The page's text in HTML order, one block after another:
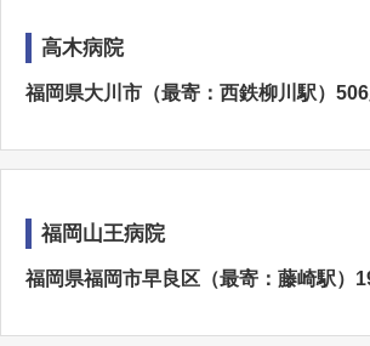
高木病院
福岡県大川市（最寄：西鉄柳川駅）
福岡山王病院
福岡県福岡市早良区（最寄：藤崎駅）